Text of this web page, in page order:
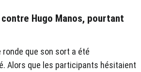
Hugo Manos, pourtant
que son sort a été
Alors que les participants hésitaient